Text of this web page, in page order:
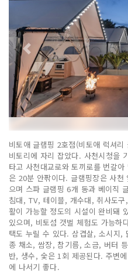
비토애 글램핑 2호점(비토애 럭셔
비토리에 자리 잡았다. 사천시청을
타고 사천대교로와 토끼로를 번갈
은 20분 안팎이다. 글램핑장은 사천
으며 스파 글램핑 6개 동과 베이직
침대, TV, 테이블, 개수대, 취사도
활이 가능할 정도의 시설이 완비돼
있으며, 비토섬 갯벌 체험도 가능
택도 누릴 수 있다. 삼겹살, 소시지
종 채소, 쌈장, 참기름, 소금, 버터
반, 생수, 숯은 1회 제공된다. 주변
에 나서기 좋다.